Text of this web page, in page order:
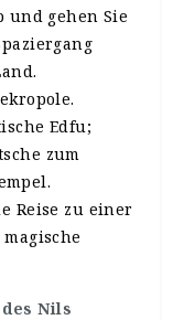
und gehen Sie
Edfu;
zum
Reise zu einer
Nils